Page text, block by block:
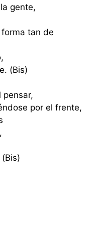
gente,
tan de
(Bis)
pensar,
por el frente,